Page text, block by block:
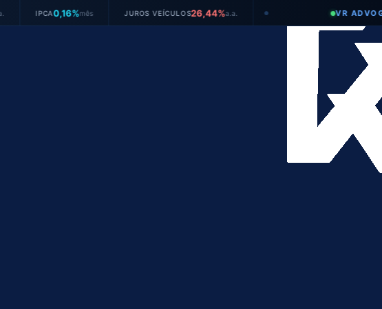
0,16%mês JUROS VEÍCULOS26,44%a.a. VR